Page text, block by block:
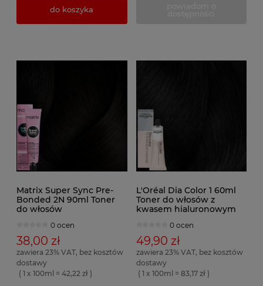
do koszyka
Matrix Super Sync Pre-
Bonded 2N 90ml Toner
do włosów
0 ocen
38,00 zł
zawiera 23% VAT, bez kosztów
dostawy
( 1 x 100ml = 42,22 zł )
L'Oréal Dia Color 1 60ml
Toner do włosów z
kwasem hialuronowym
0 ocen
49,90 zł
zawiera 23% VAT, bez kosztów
dostawy
( 1 x 100ml = 83,17 zł )